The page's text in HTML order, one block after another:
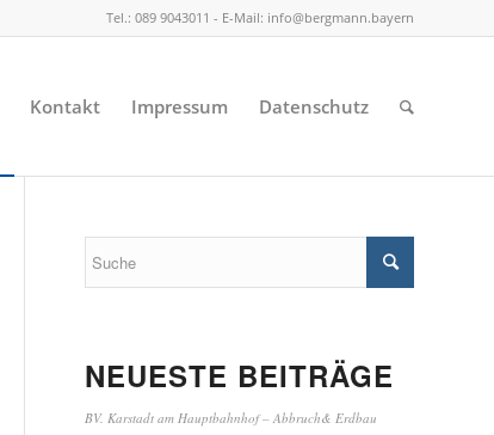
Tel.: 089 9043011 - E-Mail: info@bergmann.bayern
Kontakt Impressum Datenschutz
NEUESTE BEITRÄGE
BV. Karstadt am Hauptbahnhof – Abbruch& Erdbau